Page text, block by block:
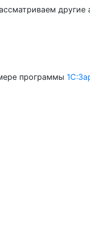
другие
программы